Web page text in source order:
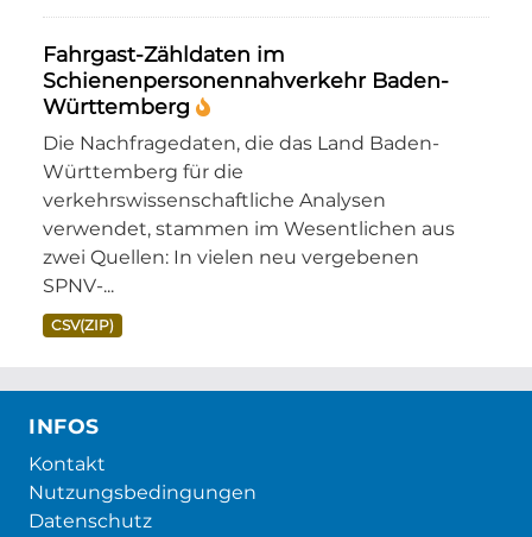
Fahrgast-Zähldaten im
Schienenpersonennahverkehr Baden-
Württemberg
Die Nachfragedaten, die das Land Baden-
Württemberg für die
verkehrswissenschaftliche Analysen
verwendet, stammen im Wesentlichen aus
zwei Quellen: In vielen neu vergebenen
SPNV-...
CSV(ZIP)
INFOS
Kontakt
Nutzungsbedingungen
Datenschutz